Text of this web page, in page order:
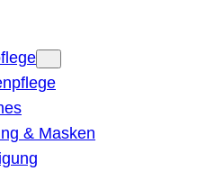
& Masken